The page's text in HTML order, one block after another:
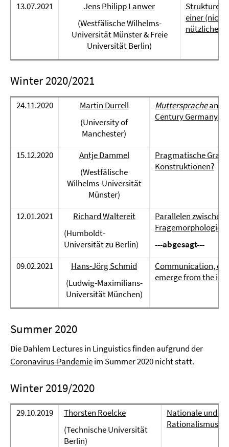
13.07.2021
Jens Philipp Lanwer
(Westfälische Wilhelms-
Universität Münster & Freie
Universität Berlin)
Strukturen
einer (nicht
nützlichen
Winter 2020/2021
24.11.2020
Martin Durrell
(University of
Manchester)
Mutterspracheand
Century Germany
15.12.2020
Antje Dammel
(Westfälische
Wilhelms-Universität
Münster)
Pragmatische
Konstruktionen?
12.01.2021
Richard Waltereit
(Humboldt-
Universität zu Berlin)
Parallelen zwischen
Fragemorphologie
---abgesagt---
09.02.2021
Hans-Jörg Schmid
(Ludwig-Maximilians-
Universität München)
Communication,
emerge from the
Summer 2020
Die Dahlem Lectures in Linguistics finden aufgrund der
Coronavirus-Pandemieim Summer 2020 nicht statt.
Winter 2019/2020
29.10.2019
Thorsten Roelcke
(Technische Universität
Berlin)
Nationale und
Rationalismus